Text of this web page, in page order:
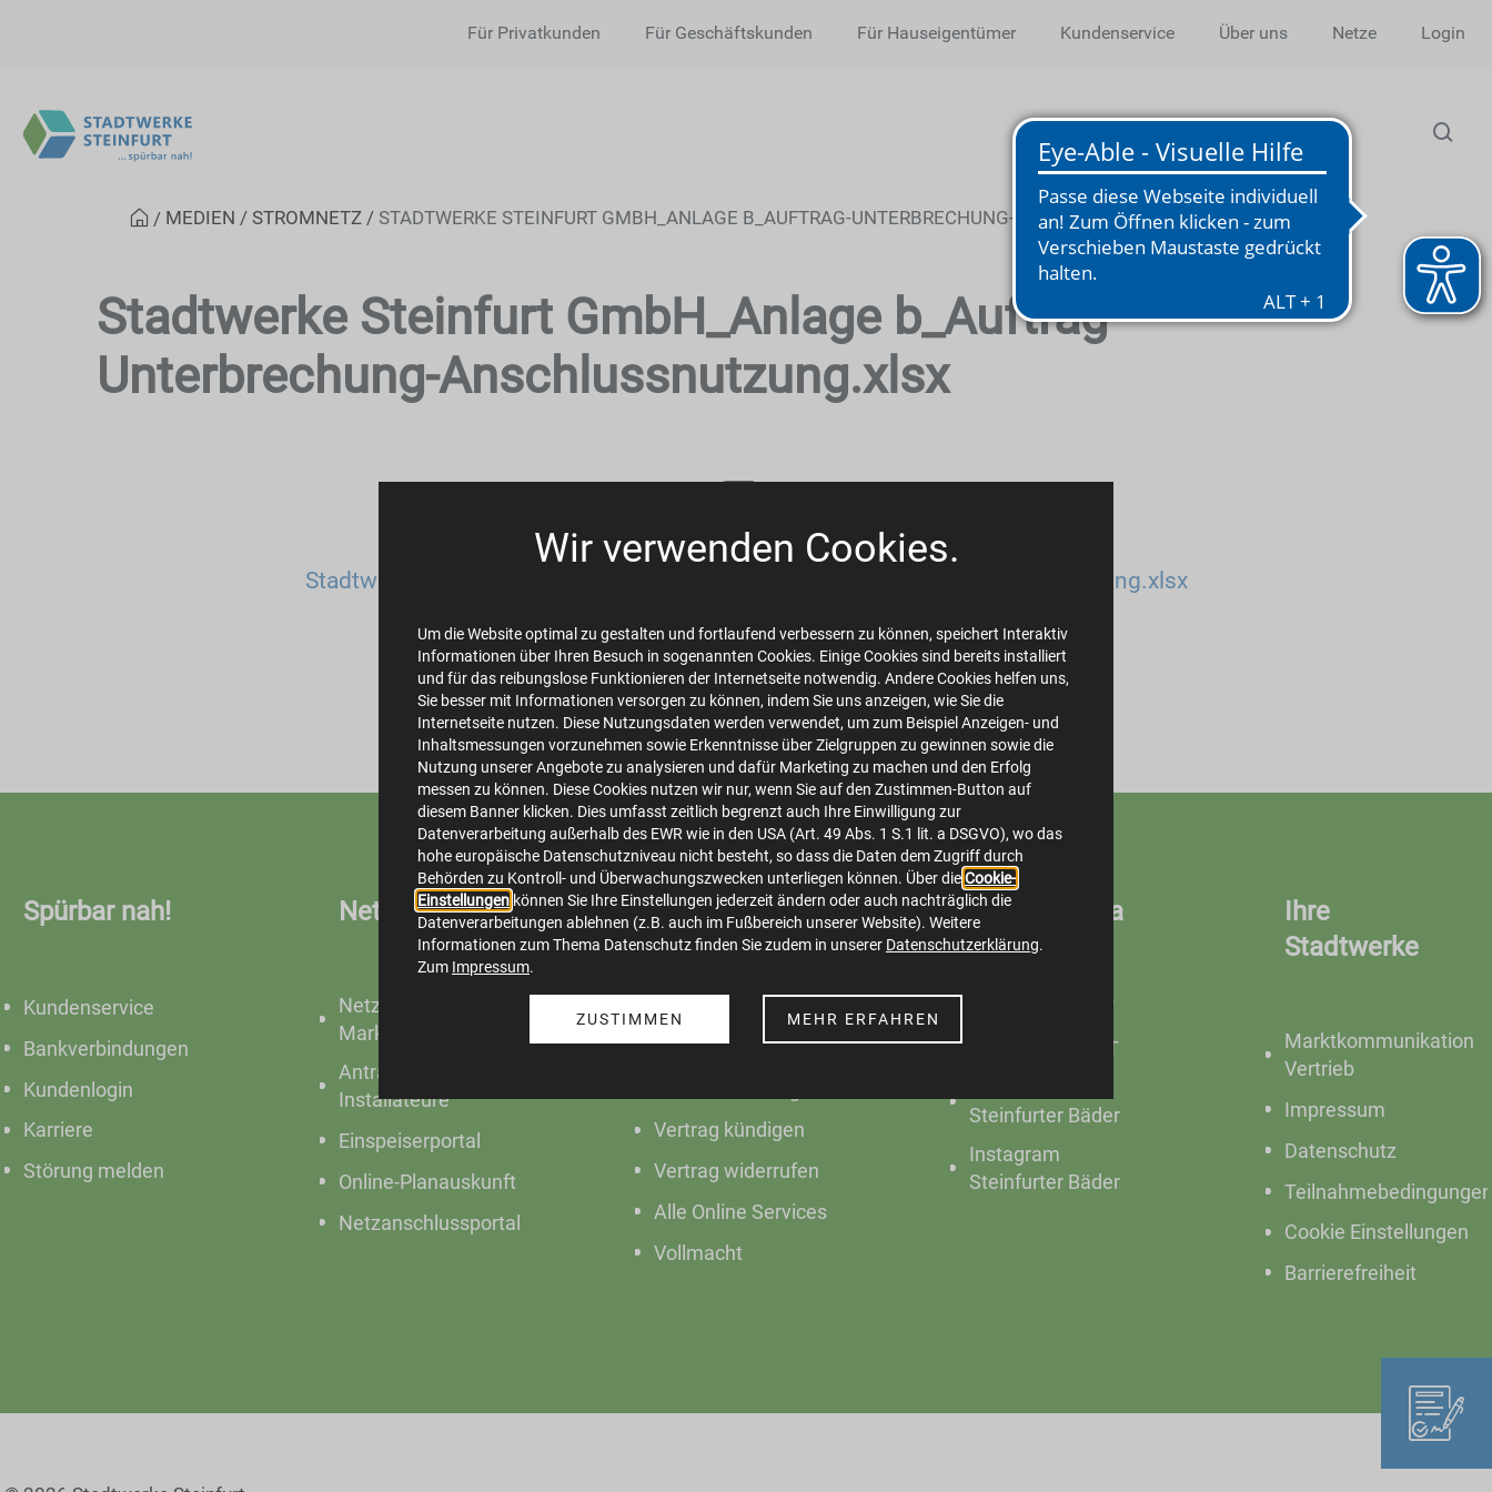
Wir verwenden Cookies.
Um die Website optimal zu gestalten und fortlaufend verbessern zu können, speichert Interaktiv
Informationen über Ihren Besuch in sogenannten Cookies. Einige Cookies sind bereits installiert
und für das reibungslose Funktionieren der Internetseite notwendig. Andere Cookies helfen uns,
Sie besser mit Informationen versorgen zu können, indem Sie uns anzeigen, wie Sie die
Internetseite nutzen. Diese Nutzungsdaten werden verwendet, um zum Beispiel Anzeigen- und
Inhaltsmessungen vorzunehmen sowie Erkenntnisse über Zielgruppen zu gewinnen sowie die
Nutzung unserer Angebote zu analysieren und dafür Marketing zu machen und den Erfolg
messen zu können. Diese Cookies nutzen wir nur, wenn Sie auf den Zustimmen-Button auf
diesem Banner klicken. Dies umfasst zeitlich begrenzt auch Ihre Einwilligung zur
Datenverarbeitung außerhalb des EWR wie in den USA (Art. 49 Abs. 1 S.1 lit. a DSGVO), wo das
hohe europäische Datenschutzniveau nicht besteht, so dass die Daten dem Zugriff durch
Behörden zu Kontroll- und Überwachungszwecken unterliegen können. Über dieCookie-
Einstellungen können Sie Ihre Einstellungen jederzeit ändern oder auch nachträglich die
Datenverarbeitungen ablehnen (z.B. auch im Fußbereich unserer Website). Weitere
Informationen zum Thema Datenschutz finden Sie zudem in unserer Datenschutzerklärung.
Zum Impressum.
ZUSTIMMEN MEHR ERFAHREN
Für Privatkunden Für Geschäftskunden Für Hauseigentümer Kundenservice Über uns Netze Login
MEDIEN STROMNETZ STADTWERKE STEINFURT GMBH_ANLAGE B_AUFTRAG-UNTERBRECHUNG-ANSCHLUSSNUTZUNG.XLSX
Stadtwerke Steinfurt GmbH_Anlage b_Auftrag-
Unterbrechung-Anschlussnutzung.xlsx
Stadtwerke Steinfurt GmbH_Anlage b_Auftrag-Unterbrechung-Anschlussnutzung.xlsx
Herunterladen
Spürbar nah!
Kundenservice
Bankverbindungen
Kundenlogin
Karriere
Störung melden
Netze
Netze &
Marktkommunikation
Anträge für
Installateure
Einspeiserportal
Online-Planauskunft
Netzanschlussportal
Online Service
Abmeldung
Vertrag kündigen
Vertrag widerrufen
Alle Online Services
Vollmacht
Social Media
Facebook SWST
Instagram SWST
Steinfurter Bäder
Instagram
Steinfurter Bäder
Ihre
Stadtwerke
Marktkommunikation
Vertrieb
Impressum
Datenschutz
Teilnahmebedingungen
Cookie Einstellungen
Barrierefreiheit